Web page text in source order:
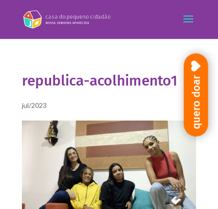
republica-acolhimento1
jul/2023 quero doar